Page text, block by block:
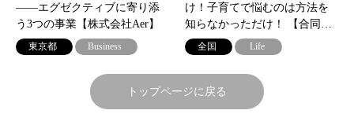
——エグゼクティブに寄り添
う3つの事業【株式会社Aer】
東京都 Business
け！子育てで悩むのは方法を
知らなかっただけ！ 【合同…
全国 Life
トップページに戻る